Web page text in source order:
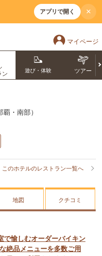
アプリで開く ×
マイページ
ン
遊び・体験 ツアー
・南部）
このホテルのレストラン一覧へ
地図 クチコミ
で愉しむオーダーバイキン
絶品メニューを多数ご用